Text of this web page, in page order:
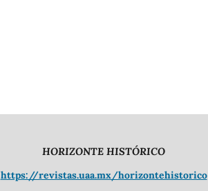
HORIZONTE HISTÓRICO
https://revistas.uaa.mx/horizontehistorico